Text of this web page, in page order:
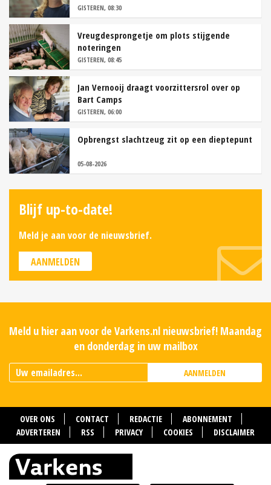
GISTEREN, 08:30
Vreugdesprongetje om plots stijgende
noteringen
GISTEREN, 08:45
Jan Vernooij draagt voorzittersrol over op
Bart Camps
GISTEREN, 06:00
Opbrengst slachtzeug zit op een dieptepunt
05-08-2026
Blijf up-to-date!
Meld je aan voor de nieuwsbrief.
AANMELDEN
Meld u hier aan voor de Varkens.nl nieuwsbrief! Maandag
en donderdag in uw mailbox
AANMELDEN
OVER ONS CONTACT REDACTIE
ABONNEMENT
ADVERTEREN
RSS PRIVACY COOKIES DISCLAIMER